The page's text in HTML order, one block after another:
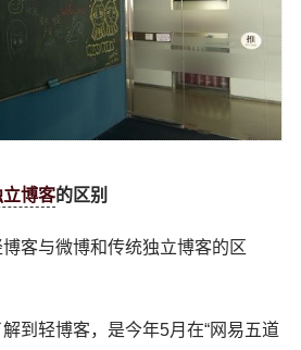
立博客的区别
客与微博和传统独立博客的区
到轻博客，是今年5月在“网易五道